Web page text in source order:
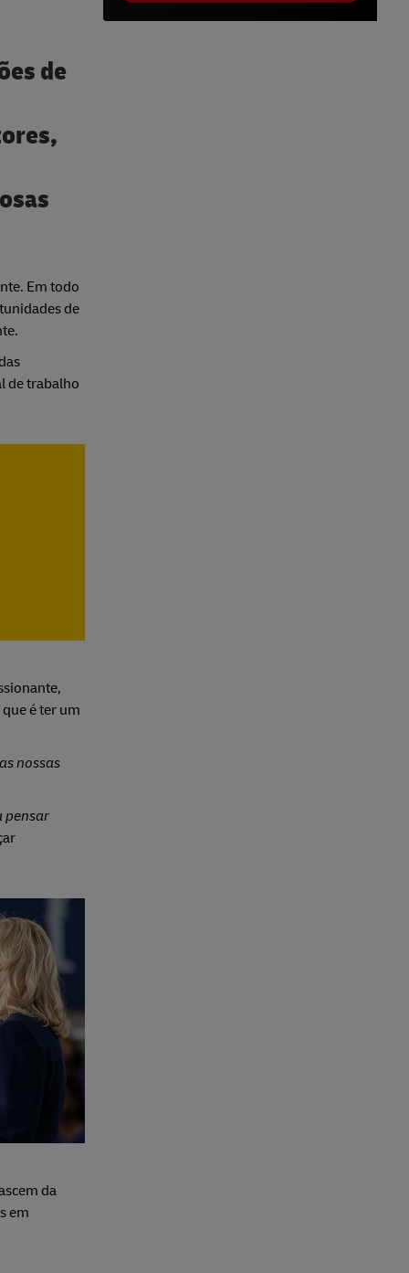
de
Em todo
de
de trabalho
é ter um
nossas
pensar
da
em